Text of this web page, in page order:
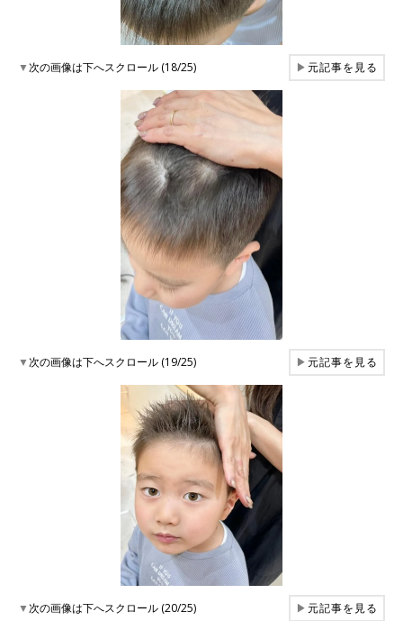
▼次の画像は下へスクロール (18/25) ▶元記事を見る
▼次の画像は下へスクロール (19/25) ▶元記事を見る
▼次の画像は下へスクロール (20/25) ▶元記事を見る